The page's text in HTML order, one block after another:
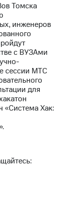
Томска
инженеров
с ВУЗАми
сессии МТС
для
«Система Хак: